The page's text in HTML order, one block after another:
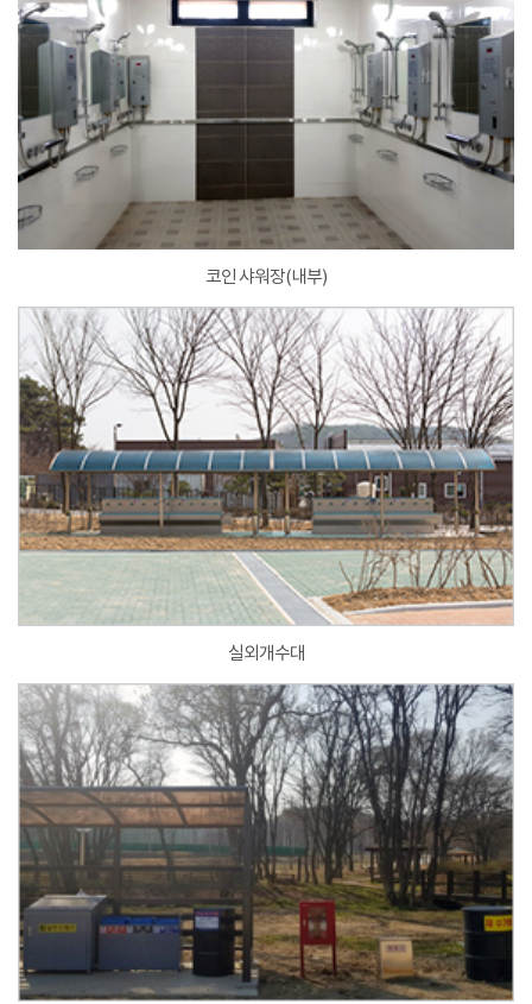
코인 샤워장(내부)
실외개수대